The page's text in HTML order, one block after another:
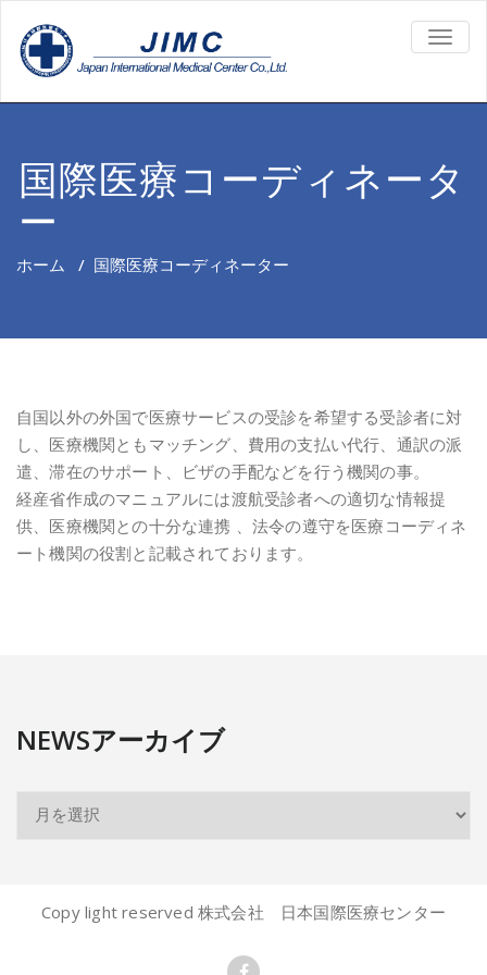
国際医療コーディネータ
ー
ホーム / 国際医療コーディネーター
自国以外の外国で医療サービスの受診を希望する受診者に対
し、医療機関ともマッチング、費用の支払い代行、通訳の派
遣、滞在のサポート、ビザの手配などを行う機関の事。
経産省作成のマニュアルには渡航受診者への適切な情報提
供、医療機関との十分な連携 、法令の遵守を医療コーディネ
ート機関の役割と記載されております。
NEWSアーカイブ
Copy light reserved 株式会社 日本国際医療センター